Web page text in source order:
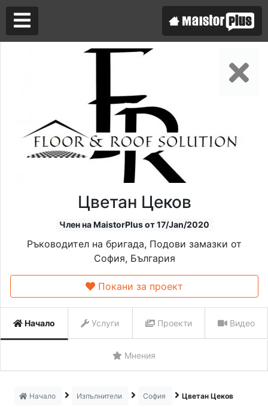
Цветан Цеков
Член на MaistorPlus от 17/Jan/2020
Ръководител на бригада, Подови замазки от
София, България
Покани за проект
Начало Услуги Проекти Видео
Мнения
Начало Изпълнители София Цветан Цеков